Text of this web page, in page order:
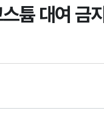
튬 대여 금